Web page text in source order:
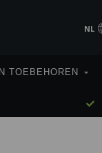
NL
TOEBEHOREN